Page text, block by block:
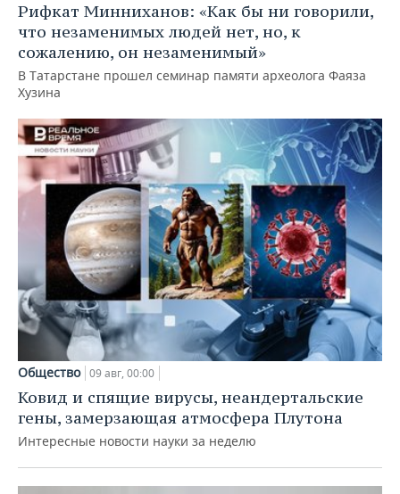
Рифкат Минниханов: «Как бы ни говорили,
что незаменимых людей нет, но, к
сожалению, он незаменимый»
В Татарстане прошел семинар памяти археолога Фаяза
Хузина
Общество 09 авг, 00:00
Ковид и спящие вирусы, неандертальские
гены, замерзающая атмосфера Плутона
Интересные новости науки за неделю